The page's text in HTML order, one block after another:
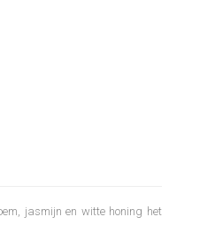
jasmijn en witte honing het